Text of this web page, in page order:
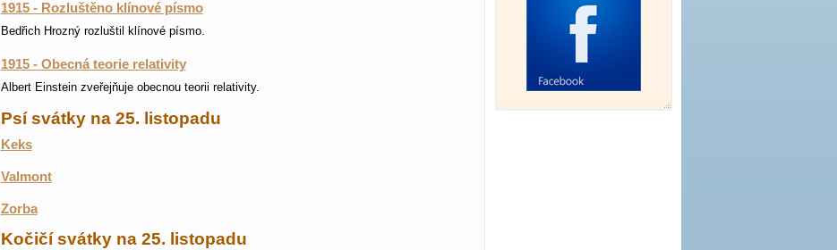
1915 - Rozluštěno klínové písmo
Bedřich Hrozný rozluštil klínové písmo.
1915 - Obecná teorie relativity
Albert Einstein zveřejňuje obecnou teorii relativity.
Psí svátky na 25. listopadu
Keks
Valmont
Zorba
Kočičí svátky na 25. listopadu